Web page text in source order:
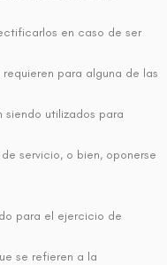
en caso de ser
para alguna de las
siendo utilizados para
servicio, o bien, oponerse
para el ejercicio de
se refieren a la